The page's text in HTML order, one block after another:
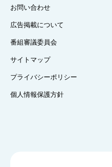
お問い合わせ
広告掲載について
番組審議委員会
サイトマップ
プライバシーポリシー
個人情報保護方針